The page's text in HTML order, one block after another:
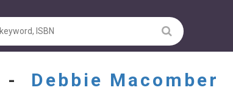
- Debbie Macomber